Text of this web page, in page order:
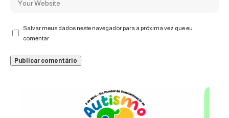
Salvar meus dados neste navegador para a próxima vez que eu
comentar.